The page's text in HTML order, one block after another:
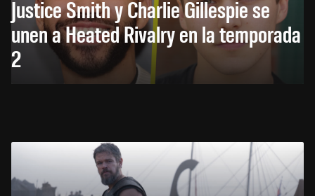
Justice Smith y Charlie Gillespie se
unen a Heated Rivalry en la temporada
2